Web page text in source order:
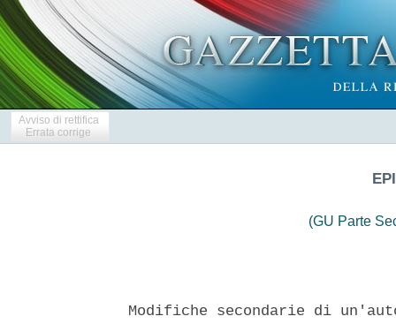
Avviso di rettifica
Errata corrige
(GU Parte
Modifiche secondarie di